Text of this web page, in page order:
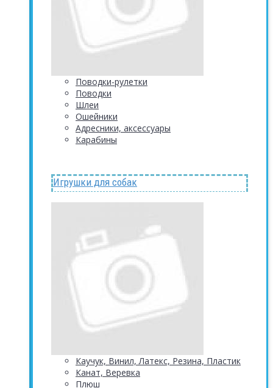
Поводки-рулетки
Поводки
Шлеи
Ошейники
Адресники, аксессуары
Карабины
Игрушки для собак
Каучук, Винил, Латекс, Резина, Пластик
Канат, Веревка
Плюш